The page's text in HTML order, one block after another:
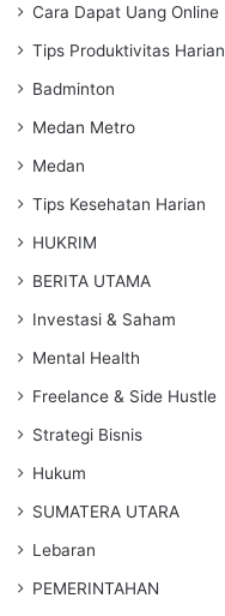
Cara Dapat Uang Online
Tips Produktivitas Harian
Badminton
Medan Metro
Medan
Tips Kesehatan Harian
HUKRIM
BERITA UTAMA
Investasi & Saham
Mental Health
Freelance & Side Hustle
Strategi Bisnis
Hukum
SUMATERA UTARA
Lebaran
PEMERINTAHAN